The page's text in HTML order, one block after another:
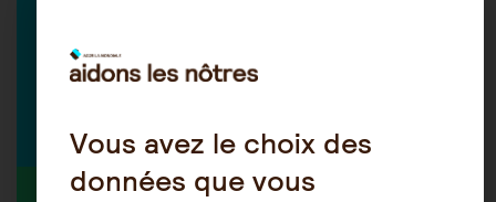
vie de l'aidant
Vous avez le choix des
données que vous